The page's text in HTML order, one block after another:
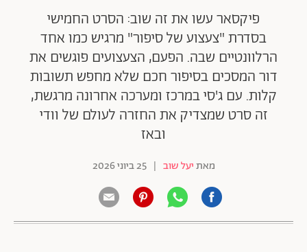
פיקסאר עשו את זה שוב: הסרט החמישי
בסדרת "צעצוע של סיפור" מרגיש כמו אחד
הרלוונטיים שבה. הפעם, הצעצועים פוגשים את
דור המסכים בסיפור חכם שלא מחפש תשובות
קלות. עם ג'סי במרכז ומערכה אחרונה מרגשת,
זה סרט שמצדיק את החזרה לעולם של וודי
ובאז
מאתיעל שוב | 25 ביוני 2026